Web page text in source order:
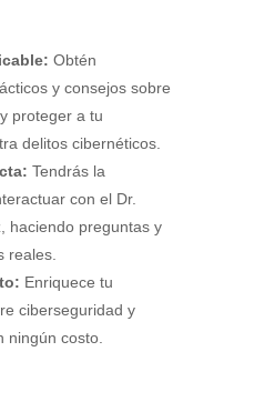
Obtén
y consejos sobre
proteger a tu
delitos cibernéticos.
Tendrás la
con el Dr.
haciendo preguntas y
reales.
Enriquece tu
ciberseguridad y
ningún costo.